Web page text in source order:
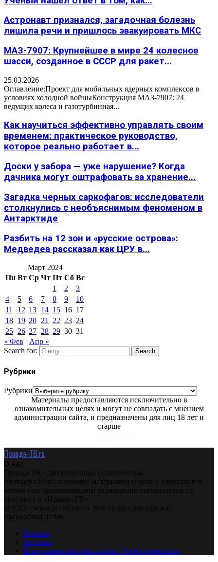
Астронавт признался, загадочная болезнь
лишила речи и пришлось эвакуировать МКС
МАЗ-7907: Крупнейшее в мире 24 колесное
шасси, созданное в СССР для ракет...
25.03.2026
Оглавление:Проект для мобильных ядерных комплексов в
условиях холодной войныКонструкция МАЗ-7907: 24
ведущих колеса и газотурбинная...
Как научиться эффективно управлять своим
временем: практическое руководство,
которое реально работает в...
Доски у забора — уже нарушение? Когда
дачника могут оштрафовать за хранение...
Загадка черных саркофагов: исследователи
столкнулись с необъяснимым феноменом в
Антарктиде
Разбить на 12 зон и «русские острова»:
Медведев рассказал как ЦРУ в...
Март 2024
Пн Вт Ср Чт Пт Сб Вс
1
2
3
4
5 6 7 8 9
10
11
12 13 14 15 16 17
18 19 20 21 22 23 24
25 26 27 28 29 30 31
« Фев
Апр »
Search for:
Search
Рубрики
Рубрики
Материалы предоставляются исключительно в
ознакомительных целях и могут не совпадать с мнением
администрации сайта, и предназначены для лиц 18 лет и
старше
Правда-ТВ.ru
О нас
Правда-ТВ - Дискуссионно политическая
площадка.Использование материалов издания допускается
только при одновременном размещении гиперссылки на
оригинал в «Правда-ТВ»
@2023 - www.pravda-tv.ru. Все права принадлежат
правообладателям.
Главная
Авторам
Владельцам авторских прав. Ответственности.